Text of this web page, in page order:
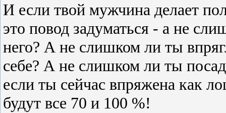
И если твой мужчина делает
это повод задуматься - а не
него? А не слишком ли ты
себе? А не слишком ли ты
если ты сейчас впряжена как
будут все 70 и 100 %!